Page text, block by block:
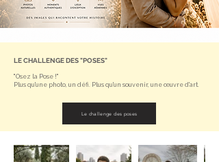
LE CHALLENGE DES "POSES"
"Osez la Pose !"
Plus qu'une photo, un défi. Plus qu'un souvenir, une œuvre d'art.
Le challenge des poses